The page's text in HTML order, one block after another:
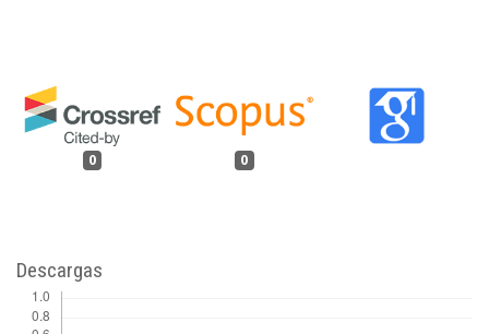
0 0
Descargas